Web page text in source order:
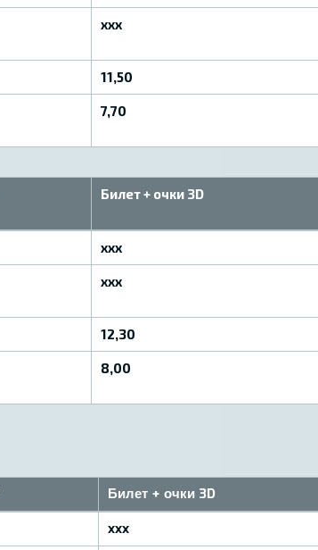
xxx
11,50
7,70
Билет + очки 3D
xxx
xxx
12,30
8,00
Билет + очки 3D
xxx